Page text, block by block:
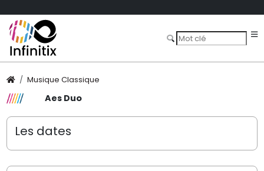
Musique Classique
Aes Duo
Les dates